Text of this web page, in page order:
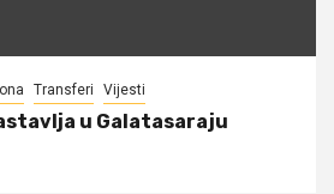
Transferi Vijesti
u Galatasaraju